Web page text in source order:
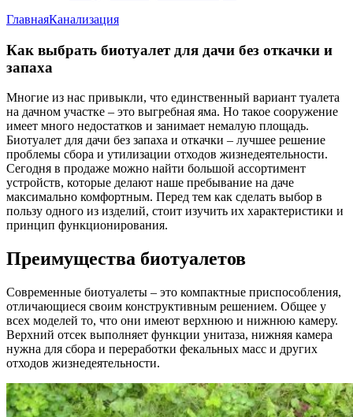
ГлавнаяКанализация
Как выбрать биотуалет для дачи без откачки и
запаха
Многие из нас привыкли, что единственный вариант туалета
на дачном участке – это выгребная яма. Но такое сооружение
имеет много недостатков и занимает немалую площадь.
Биотуалет для дачи без запаха и откачки – лучшее решение
проблемы сбора и утилизации отходов жизнедеятельности.
Сегодня в продаже можно найти большой ассортимент
устройств, которые делают наше пребывание на даче
максимально комфортным. Перед тем как сделать выбор в
пользу одного из изделий, стоит изучить их характеристики и
принцип функционирования.
Преимущества биотуалетов
Современные биотуалеты – это компактные приспособления,
отличающиеся своим конструктивным решением. Общее у
всех моделей то, что они имеют верхнюю и нижнюю камеру.
Верхний отсек выполняет функции унитаза, нижняя камера
нужна для сбора и переработки фекальных масс и других
отходов жизнедеятельности.